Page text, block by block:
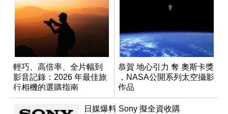
輕巧、高倍率、全片幅到
影音記錄：2026 年最佳旅
行相機的選購指南
恭賀 地心引力 奪 奧斯卡獎
，NASA公開系列太空攝影
作品
日媒爆料 Sony 擬全資收購